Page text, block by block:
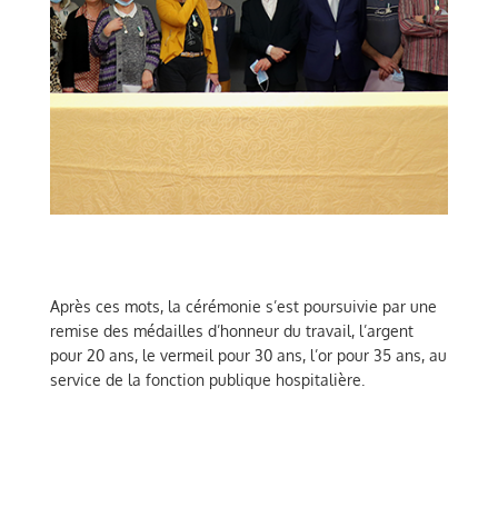
Après ces mots, la cérémonie s’est poursuivie par une
remise des médailles d’honneur du travail, l’argent
pour 20 ans, le vermeil pour 30 ans, l’or pour 35 ans, au
service de la fonction publique hospitalière.